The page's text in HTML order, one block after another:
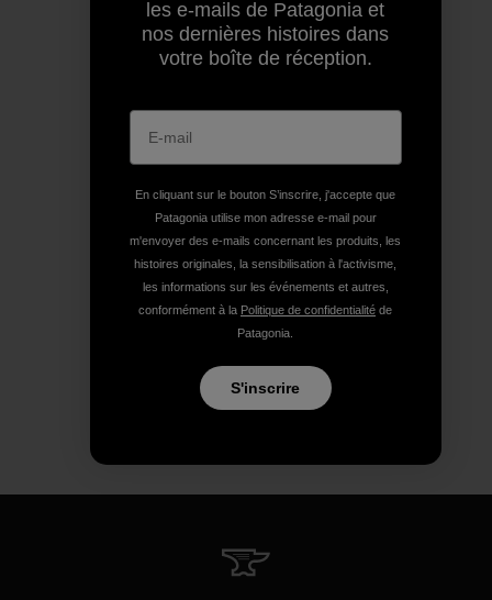
les e-mails de Patagonia et
nos dernières histoires dans
votre boîte de réception.
En cliquant sur le bouton S’inscrire, j'accepte que
Patagonia utilise mon adresse e-mail pour
m'envoyer des e-mails concernant les produits, les
histoires originales, la sensibilisation à l'activisme,
les informations sur les événements et autres,
conformément à la Politique de confidentialité de
Patagonia.
S'inscrire